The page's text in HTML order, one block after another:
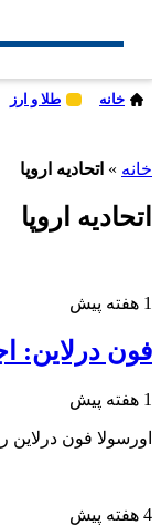
خانه طلا و ارز
خانه » اتحادیه اروپا
اتحادیه اروپا
1 هفته پیش
فون درلاین:
1 هفته پیش
اورسولا فون درلاین
4 هفته پیش